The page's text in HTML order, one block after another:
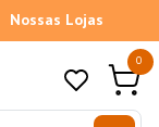
Nossas Lojas
0